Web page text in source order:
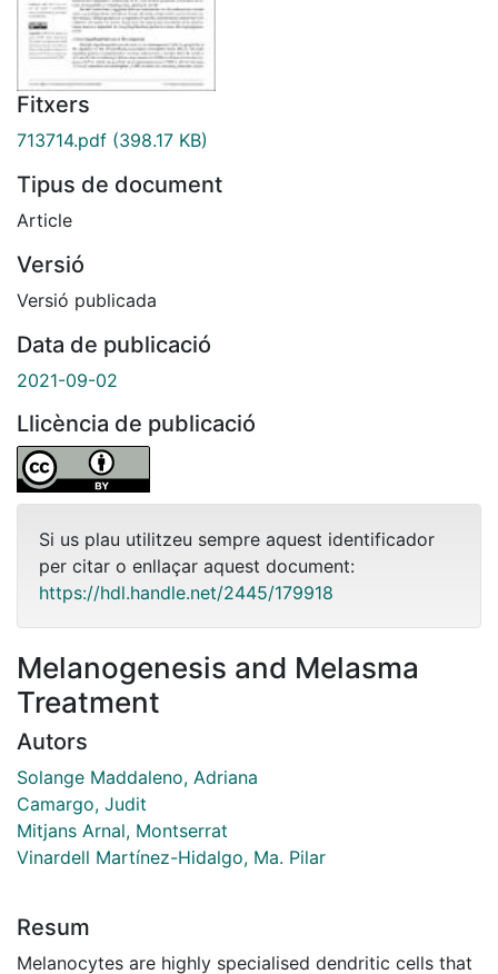
Fitxers
713714.pdf (398.17 KB)
Tipus de document
Article
Versió
Versió publicada
Data de publicació
2021-09-02
Llicència de publicació
Si us plau utilitzeu sempre aquest identificador
per citar o enllaçar aquest document:
https://hdl.handle.net/2445/179918
Melanogenesis and Melasma
Treatment
Autors
Solange Maddaleno, Adriana
Camargo, Judit
Mitjans Arnal, Montserrat
Vinardell Martínez-Hidalgo, Ma. Pilar
Resum
Melanocytes are highly specialised dendritic cells that